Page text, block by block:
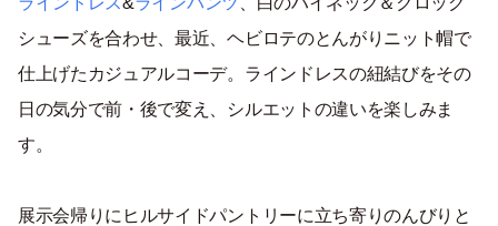
シューズを合わせ、最近、ヘビロテのとんがりニット帽で
仕上げたカジュアルコーデ。ラインドレスの紐結びをその
日の気分で前・後で変え、シルエットの違いを楽しみま
す。
展示会帰りにヒルサイドパントリーに立ち寄りのんびりと